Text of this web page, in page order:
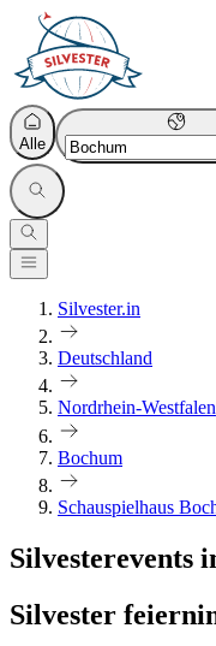
Alle
Silvester.in
Deutschland
Nordrhein-Westfalen
Bochum
Schauspielhaus
Silvesterevents
Silvester feiern